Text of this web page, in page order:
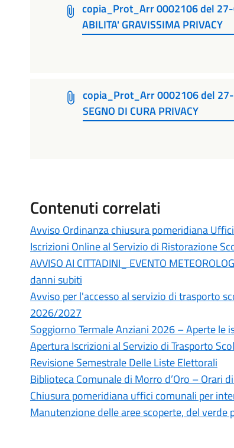
copia_Prot_Arr 0002106 del 27-
ABILITA' GRAVISSIMA PRIVACY
copia_Prot_Arr 0002106 del 27-
SEGNO DI CURA PRIVACY
Contenuti correlati
Avviso Ordinanza chiusura pomeridiana
Iscrizioni Online al Servizio di Ristorazione
AVVISO AI CITTADINI_ EVENTO
danni subiti
Avviso per l'accesso al servizio di trasporto
2026/2027
Soggiorno Termale Anziani 2026 – Aperte le
Apertura Iscrizioni al Servizio di Trasporto
Revisione Semestrale Delle Liste Elettorali
Biblioteca Comunale di Morro d’Oro – Orari
Chiusura pomeridiana uffici comunali per
Manutenzione delle aree scoperte, del verde